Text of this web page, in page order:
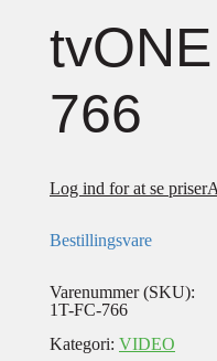
766
Log ind for at se priser
Bestillingsvare
Varenummer (SKU):
1T-FC-766
Kategori: VIDEO